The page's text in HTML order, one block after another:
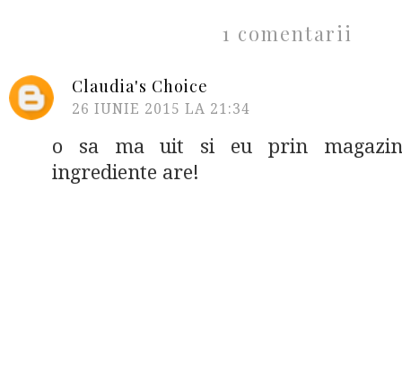
1 comentarii
Claudia's Choice
26 IUNIE 2015 LA 21:34
o sa ma uit si eu prin
ingrediente are!